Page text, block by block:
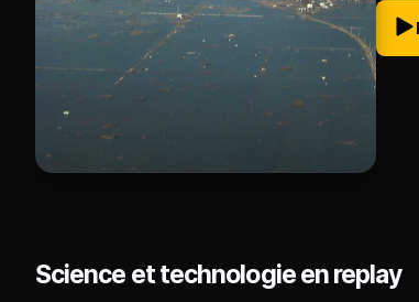
Science et technologie en replay